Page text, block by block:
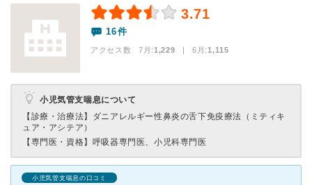
3.71
16件
アクセス数 7月:1,229 | 6月:1,115
小児気管支喘息について
【診療・治療法】 ダニアレルギー性鼻炎の舌下免疫療法（ミティキ
ュア・アシテア）
【専門医・資格】 呼吸器専門医、小児科専門医
小児気管支喘息の口コミ